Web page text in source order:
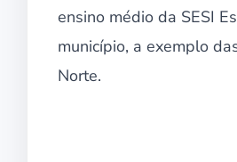
ensino médio da SESI
município, a exemplo
Norte.